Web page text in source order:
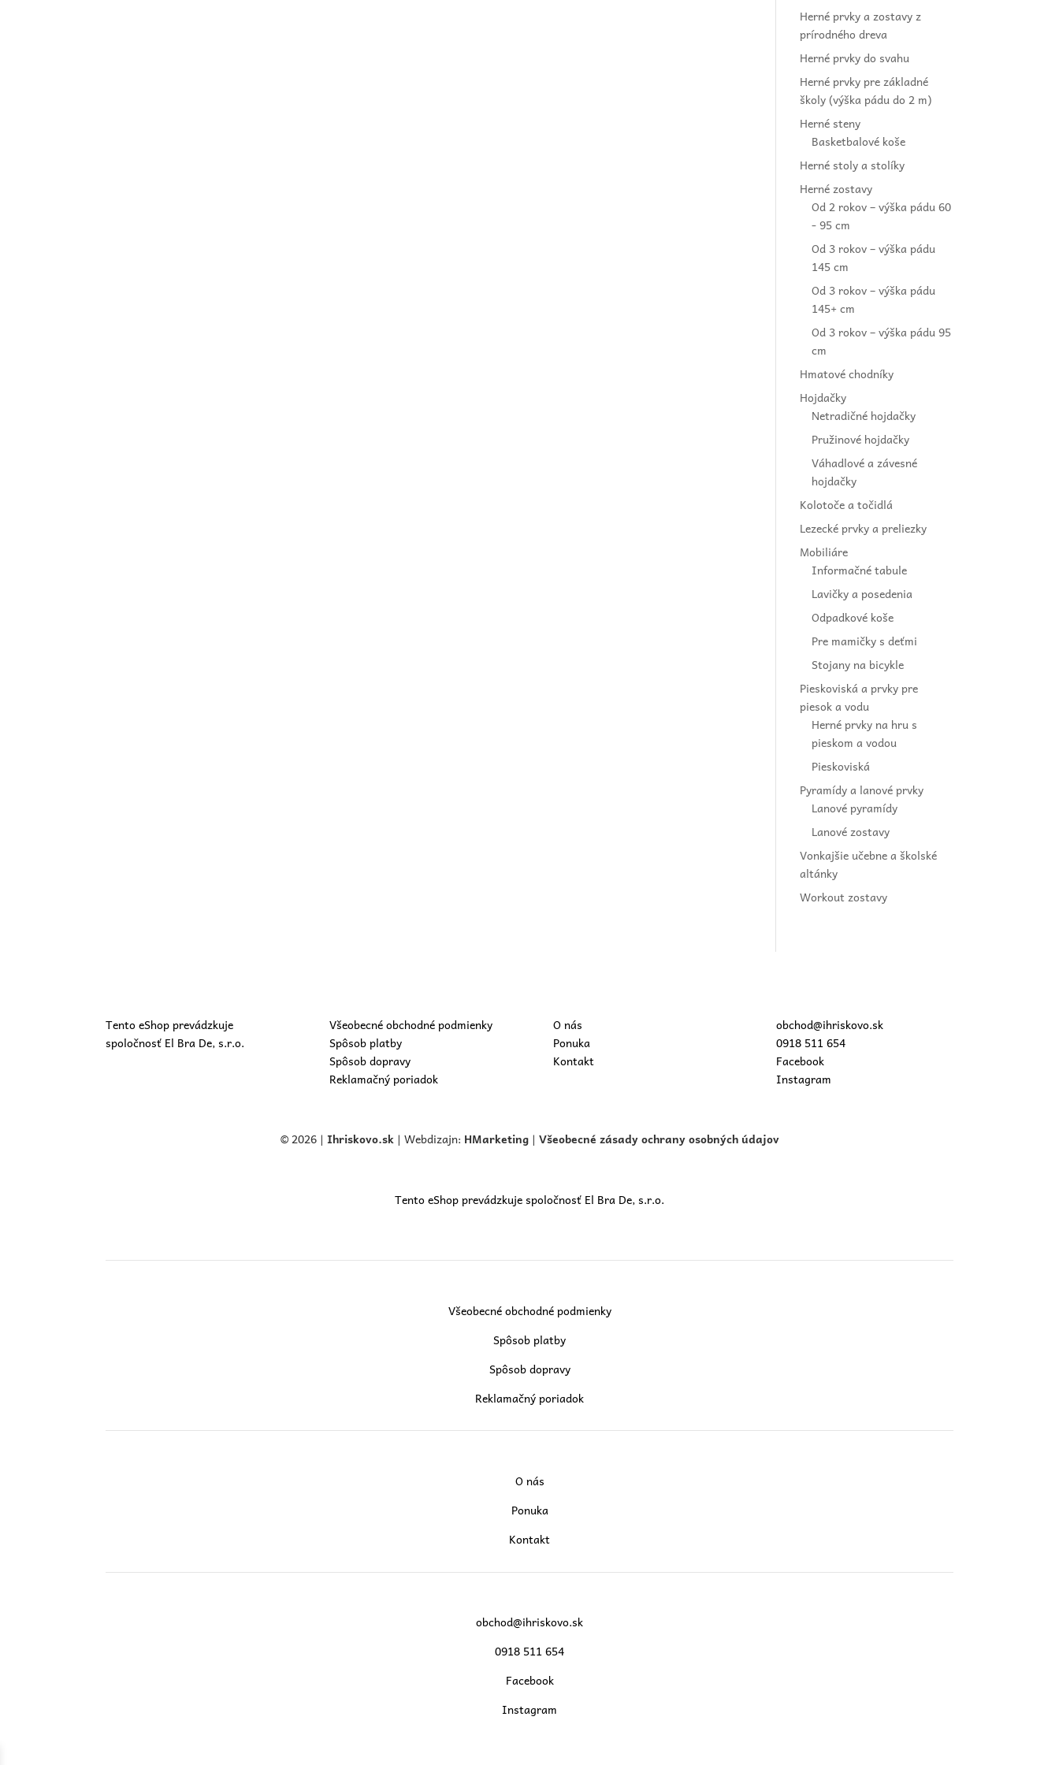
Herné prvky a zostavy z
prírodného dreva
Herné prvky do svahu
Herné prvky pre základné
školy (výška pádu do 2 m)
Herné steny
Basketbalové koše
Herné stoly a stolíky
Herné zostavy
Od 2 rokov – výška pádu 60
- 95 cm
Od 3 rokov – výška pádu
145 cm
Od 3 rokov – výška pádu
145+ cm
Od 3 rokov – výška pádu 95
cm
Hmatové chodníky
Hojdačky
Netradičné hojdačky
Pružinové hojdačky
Váhadlové a závesné
hojdačky
Kolotoče a točidlá
Lezecké prvky a preliezky
Mobiliáre
Informačné tabule
Lavičky a posedenia
Odpadkové koše
Pre mamičky s deťmi
Stojany na bicykle
Pieskoviská a prvky pre
piesok a vodu
Herné prvky na hru s
pieskom a vodou
Pieskoviská
Pyramídy a lanové prvky
Lanové pyramídy
Lanové zostavy
Vonkajšie učebne a školské
altánky
Workout zostavy
Tento eShop prevádzkuje
spoločnosť El Bra De, s.r.o.
Všeobecné obchodné podmienky
Spôsob platby
Spôsob dopravy
Reklamačný poriadok
O nás
Ponuka
Kontakt
obchod@ihriskovo.sk
0918 511 654
Facebook
Instagram
© 2026 | Ihriskovo.sk| Webdizajn: HMarketing | Všeobecné zásady ochrany osobných údajov
Tento eShop prevádzkuje spoločnosť El Bra De, s.r.o.
Všeobecné obchodné podmienky
Spôsob platby
Spôsob dopravy
Reklamačný poriadok
O nás
Ponuka
Kontakt
obchod@ihriskovo.sk
0918 511 654
Facebook
Instagram